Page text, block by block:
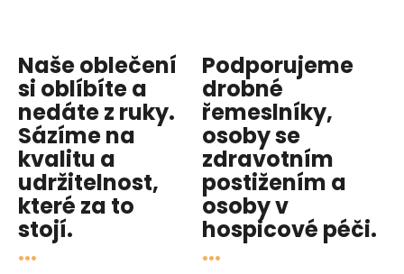
Naše oblečení
si oblíbíte a
nedáte z ruky.
Sázíme na
kvalitu a
udržitelnost,
které za to
stojí.
...
Podporujeme
drobné
řemeslníky,
osoby se
zdravotním
postižením a
osoby v
hospicové péči.
...